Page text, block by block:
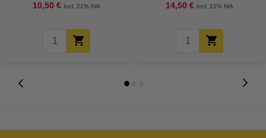
10,50 € Incl. 21% IVA 14,50 € Incl. 21% IVA